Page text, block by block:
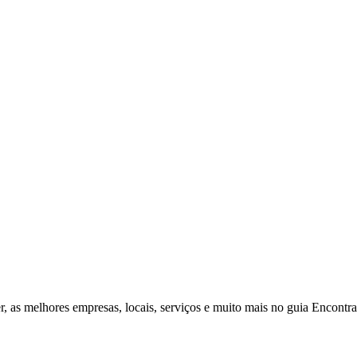
melhores empresas, locais, serviços e muito mais no guia